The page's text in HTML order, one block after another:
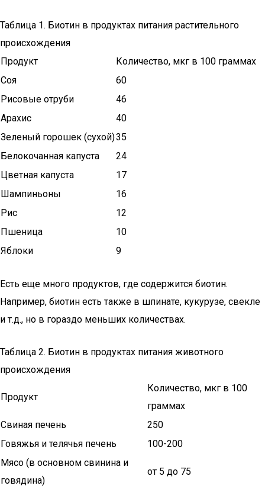
Таблица 1. Биотин в продуктах питания растительного
происхождения
Продукт
Количество, мкг в 100 граммах
Соя
60
Рисовые отруби
46
Арахис
40
Зеленый горошек (сухой)35
Белокочанная капуста
24
Цветная капуста
17
Шампиньоны
16
Рис
12
Пшеница
10
Яблоки
9
Есть еще много продуктов, где содержится биотин.
Например, биотин есть также в шпинате, кукурузе, свекле
и т.д., но в гораздо меньших количествах.
Таблица 2. Биотин в продуктах питания животного
происхождения
Продукт
Количество, мкг в 100
граммах
Свиная печень
250
Говяжья и телячья печень
100-200
Мясо (в основном свинина и
говядина)
от 5 до 75